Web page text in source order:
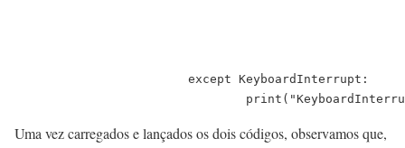
Uma vez carregados e lançados os dois códigos, observamos que,